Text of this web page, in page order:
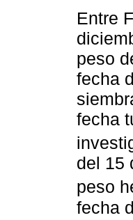
Entre
peso
fecha
fecha
del 15
peso
fecha